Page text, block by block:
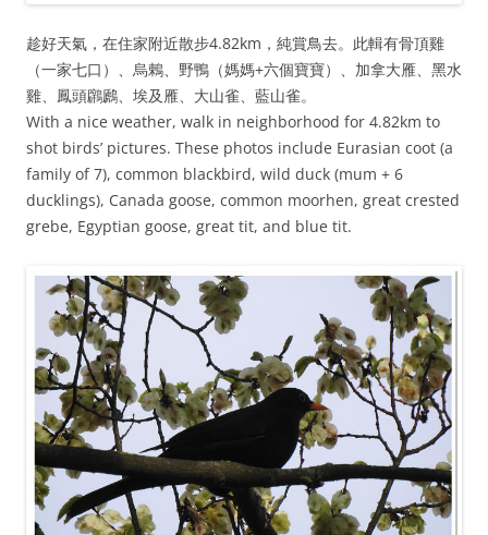
趁好天氣，在住家附近散步4.82km，純賞鳥去。此輯有骨頂雞
（一家七口）、烏鶇、野鴨（媽媽+六個寶寶）、加拿大雁、黑水
雞、鳳頭鸊鷉、埃及雁、大山雀、藍山雀。
With a nice weather, walk in neighborhood for 4.82km to
shot birds’ pictures. These photos include Eurasian coot (a
family of 7), common blackbird, wild duck (mum + 6
ducklings), Canada goose, common moorhen, great crested
grebe, Egyptian goose, great tit, and blue tit.